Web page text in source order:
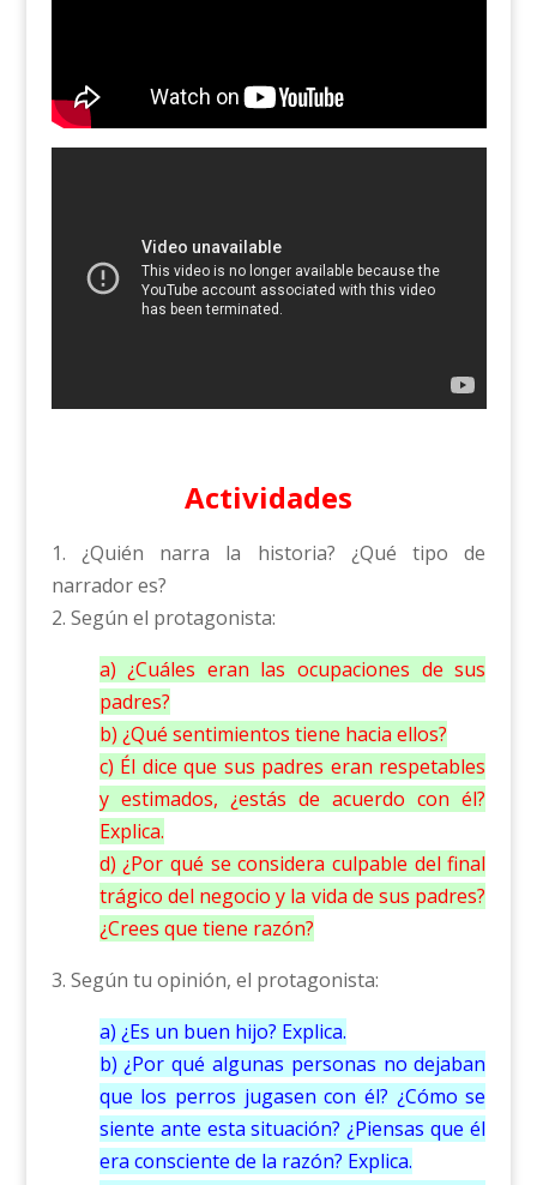
Actividades
1. ¿Quién narra la historia? ¿Qué tipo de
narrador es?
2. Según el protagonista:
a) ¿Cuáles eran las ocupaciones de sus
padres?
b) ¿Qué sentimientos tiene hacia ellos?
c) Él dice que sus padres eran respetables
y estimados, ¿estás de acuerdo con él?
Explica.
d) ¿Por qué se considera culpable del final
trágico del negocio y la vida de sus padres?
¿Crees que tiene razón?
3. Según tu opinión, el protagonista:
a) ¿Es un buen hijo? Explica.
b) ¿Por qué algunas personas no dejaban
que los perros jugasen con él? ¿Cómo se
siente ante esta situación? ¿Piensas que él
era consciente de la razón? Explica.